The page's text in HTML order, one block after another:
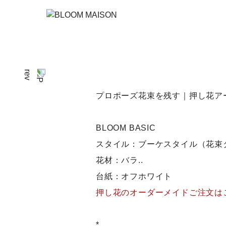
プロポーズ花束を残す｜押し花ア
BLOOM BASIC
スタイル：ブーケスタイル（花束
花材：バラ..
台紙：オフホワイト
押し花のオーダーメイドご注文は